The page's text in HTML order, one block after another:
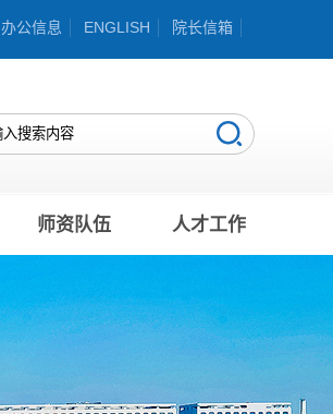
办公信息 ENGLISH 院长信箱
师资队伍 人才工作